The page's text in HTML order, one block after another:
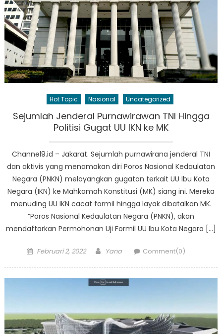
Hot Topic Nasional Uncategorized
Sejumlah Jenderal Purnawirawan TNI Hingga
Politisi Gugat UU IKN ke MK
Channel9.id – Jakarat. Sejumlah purnawirana jenderal TNI
dan aktivis yang menamakan diri Poros Nasional Kedaulatan
Negara (PNKN) melayangkan gugatan terkait UU Ibu Kota
Negara (IKN) ke Mahkamah Konstitusi (MK) siang ini. Mereka
menuding UU IKN cacat formil hingga layak dibatalkan MK.
“Poros Nasional Kedaulatan Negara (PNKN), akan
mendaftarkan Permohonan Uji Formil UU Ibu Kota Negara […]
Posted
Februari 2, 2022 Author
Yana Comment(0)